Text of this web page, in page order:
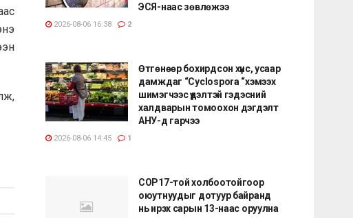
ЭСЯ-наас зөвлөжээ
2026-08-06 16:38 2
Өтгөнөөр бохирдсон хүнс, усаар
дамждаг “Cyclospora “хэмээх
шимэгчээс үүдэлтэй гэдэсний
халдварын томоохон дэгдэлт
АНУ-д гарчээ
2026-08-06 14:45 1
COP17-той холбоотойгоор
оюутнуудыг дотуур байранд
нь ирэх сарын 13-наас оруулна